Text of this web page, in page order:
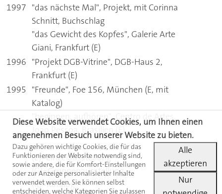
1997 "das nächste Mal", Projekt, mit Corinna
Schnitt, Buchschlag
"das Gewicht des Kopfes", Galerie Arte
Giani, Frankfurt (E)
1996 "Projekt DGB-Vitrine", DGB-Haus 2,
Frankfurt (E)
1995
"Freunde", Foe 156, München (E, mit
Katalog)
"beginnen, aufhören", Centro de Artes,
Joao Pessoa, Brasilien (E)
(E)=Einzelausstellung
(G)=Gruppenausstellung
(K)=Katalog
Diese Website verwendet Cookies, um Ihnen einen
angenehmen Besuch unserer Website zu bieten.
Dazu gehören wichtige Cookies, die für das
Funktionieren der Website notwendig sind,
sowie andere, die für Komfort-Einstellungen
oder zur Anzeige personalisierter Inhalte
verwendet werden. Sie können selbst
entscheiden, welche Kategorien Sie zulassen
Alle
akzeptieren
Nur